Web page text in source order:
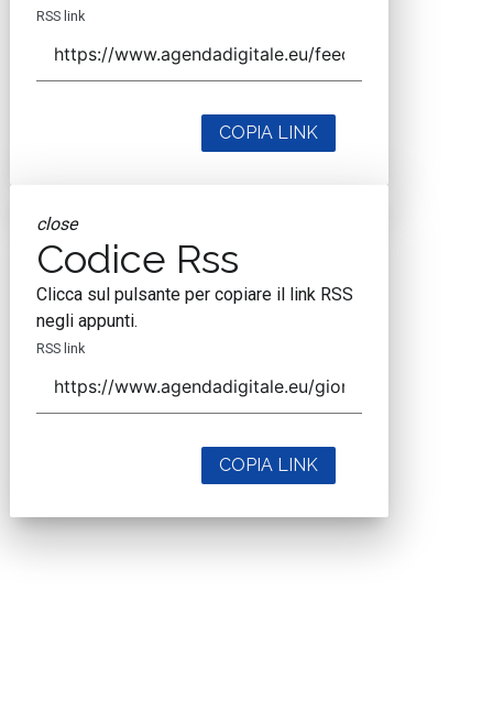
RSS link
COPIA LINK
close
Codice Rss
Clicca sul pulsante per copiare il link RSS
negli appunti.
RSS link
COPIA LINK